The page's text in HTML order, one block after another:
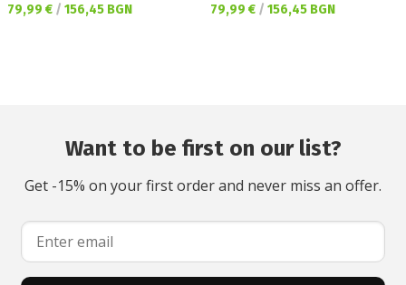
Текуща цена:
79,99 € / 156,45 BGN Текуща цена:
79,99 € / 156,45 BGN
Want to be first on our list?
Get -15% on your first order and never miss an offer.